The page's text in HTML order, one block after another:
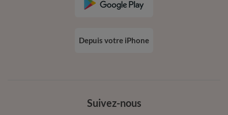
Suivez-nous
Depuis votre iPhone